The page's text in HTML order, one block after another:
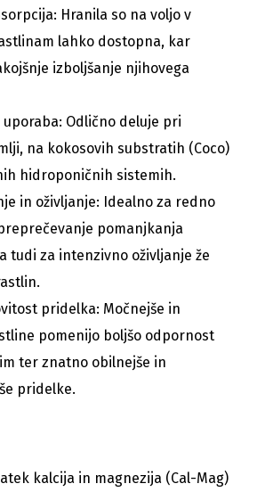
Hranila so na voljo v
lahko dostopna, kar
izboljšanje njihovega
Odlično deluje pri
na kokosovih substratih (Coco)
hidroponičnih sistemih.
in oživljanje: Idealno za redno
pomanjkanja
tudi za intenzivno oživljanje že
pridelka: Močnejše in
pomenijo boljšo odpornost
ter znatno obilnejše in
pridelke.
kalcija in magnezija (Cal-Mag)